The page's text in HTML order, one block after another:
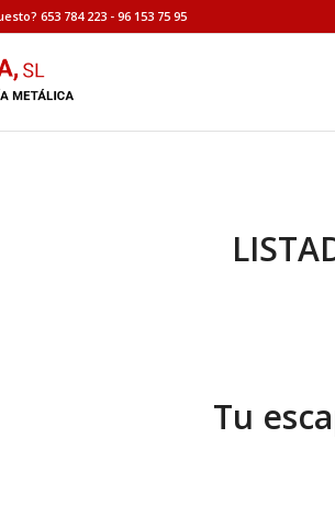
653 784 223 - 96 153 75 95
Tu